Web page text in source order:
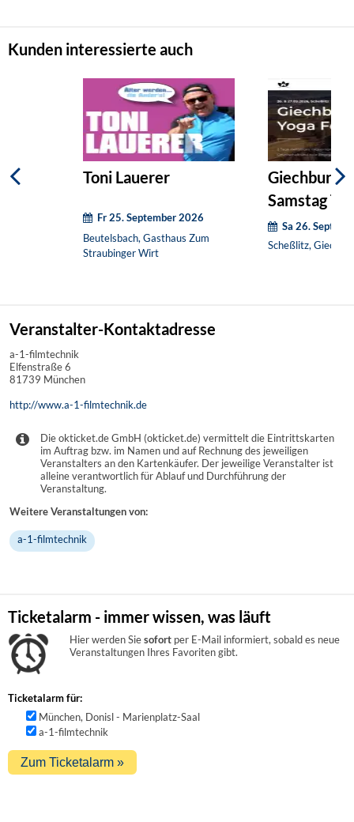
Kunden interessierte auch
Toni Lauerer
Fr 25. September 2026
Beutelsbach, Gasthaus Zum
Straubinger Wirt
Giechburg
Samstag
Sa 26.
Scheßlitz,
Veranstalter-Kontaktadresse
a-1-filmtechnik
Elfenstraße 6
81739 München
http://www.a-1-filmtechnik.de
Die okticket.de GmbH (okticket.de) vermittelt die Eintrittskarten
im Auftrag bzw. im Namen und auf Rechnung des jeweiligen
Veranstalters an den Kartenkäufer. Der jeweilige Veranstalter ist
alleine verantwortlich für Ablauf und Durchführung der
Veranstaltung.
Weitere Veranstaltungen von:
a-1-filmtechnik
Ticketalarm - immer wissen, was läuft
Hier werden Siesofort per E-Mail informiert, sobald es neue
Veranstaltungen Ihres Favoriten gibt.
Ticketalarm für:
München, Donisl - Marienplatz-Saal
a-1-filmtechnik